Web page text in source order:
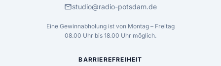
mailstudio@radio-potsdam.de
Eine Gewinnabholung ist von Montag – Freitag
08.00 Uhr bis 18.00 Uhr möglich.
BARRIEREFREIHEIT